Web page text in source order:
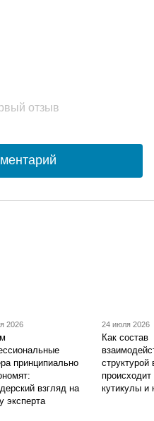
отзыв
2026
принципиально
взгляд на
эксперта
24 июля 2026
Как состав
структурой
кутикулы и